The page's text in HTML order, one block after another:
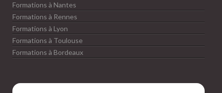
Formations à Nantes
Formations à Rennes
Formations à Lyon
Formations à Toulouse
Formations à Bordeaux